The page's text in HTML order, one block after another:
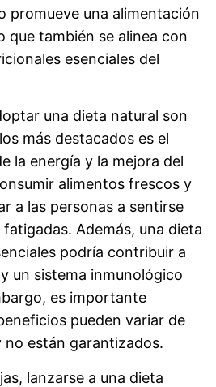
promueve una alimentación
que también se alinea con
esenciales del
una dieta natural son
más destacados es el
la energía y la mejora del
alimentos frescos y
a las personas a sentirse
Además, una dieta
podría contribuir a
un sistema inmunológico
es importante
pueden variar de
no están garantizados.
lanzarse a una dieta